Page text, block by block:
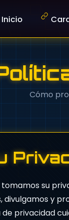
%
Inicio
Cómo
tomamos su
divulgamos y
privacidad